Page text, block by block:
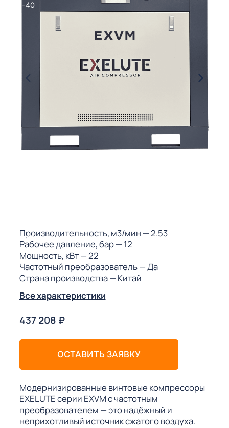
Производительность, м3/мин — 2.53
Рабочее давление, бар— 12
Мощность, кВт— 22
Частотный преобразователь— Да
Страна производства— Китай
Все характеристики
437 208 ₽
ОСТАВИТЬ ЗАЯВКУ
Модернизированные винтовые компрессоры
EXELUTE серии EXVM с частотным
преобразователем — это надёжный и
неприхотливый источник сжатого воздуха.
(3-40
АИ